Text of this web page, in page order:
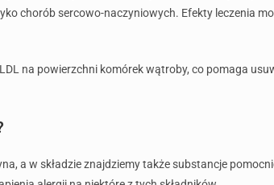
chorób sercowo-naczyniowych. Efekty leczenia
na powierzchni komórek wątroby, co pomaga
a w składzie znajdziemy także substancje